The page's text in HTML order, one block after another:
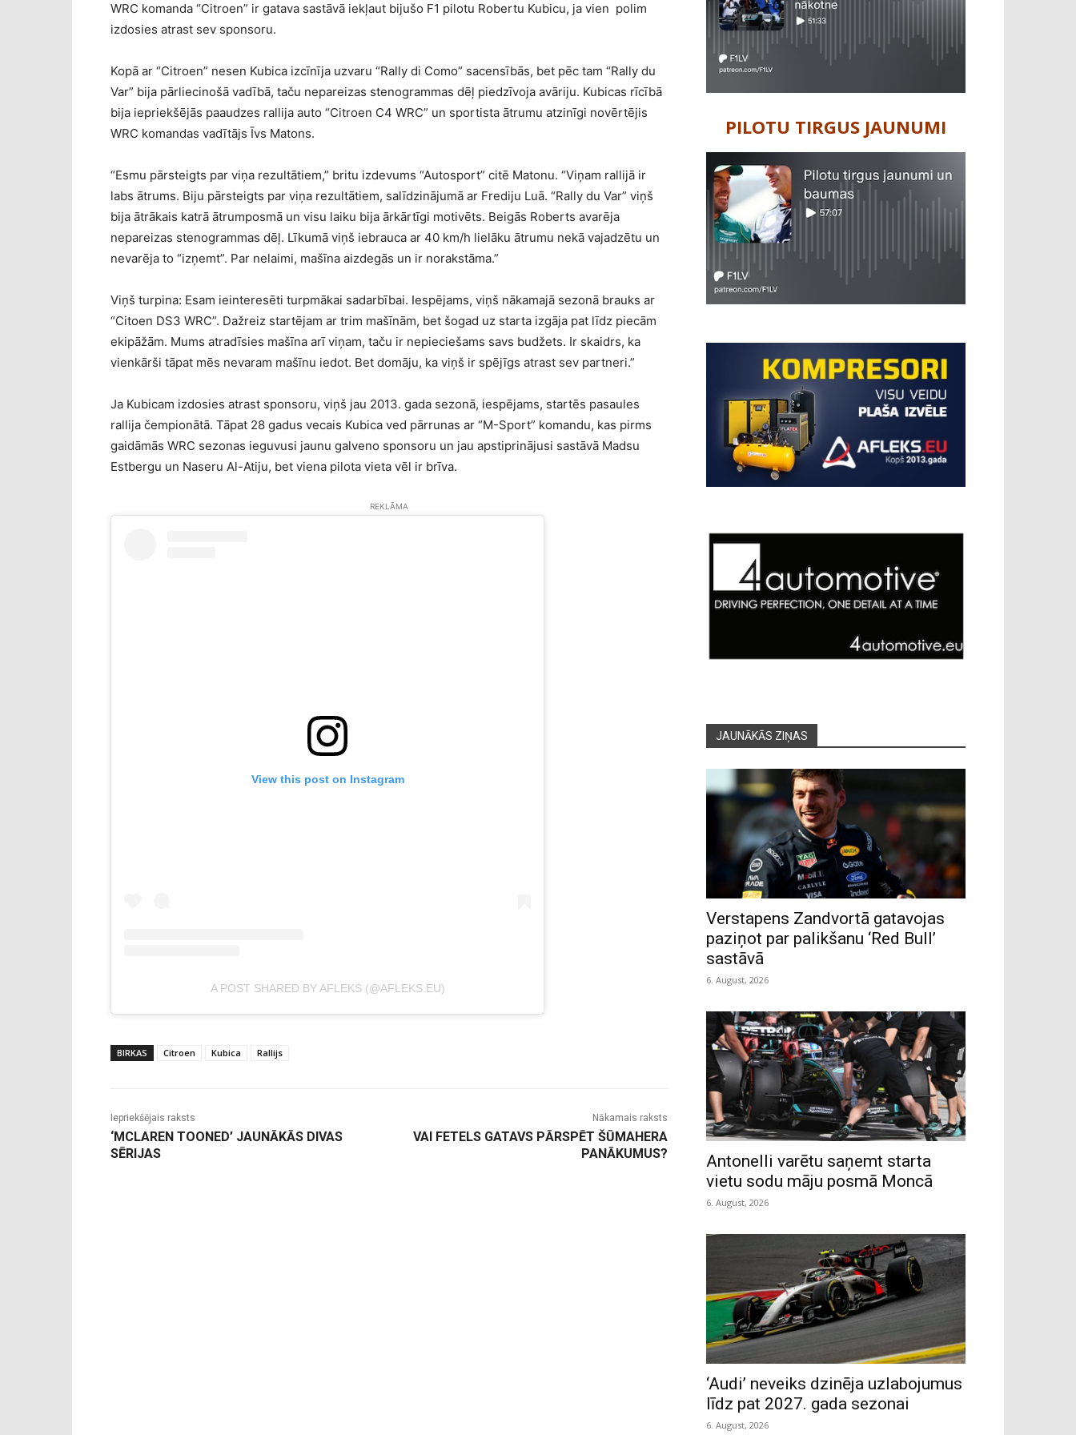
WRC komanda “Citroen” ir gatava sastāvā iekļaut bijušo F1 pilotu Robertu Kubicu, ja vien polim
izdosies atrast sev sponsoru.
Kopā ar “Citroen” nesen Kubica izcīnīja uzvaru “Rally di Como” sacensībās, bet pēc tam “Rally du
Var” bija pārliecinošā vadībā, taču nepareizas stenogrammas dēļ piedzīvoja avāriju. Kubicas rīcībā
bija iepriekšējās paaudzes rallija auto “Citroen C4 WRC” un sportista ātrumu atzinīgi novērtējis
WRC komandas vadītājs Īvs Matons.
“Esmu pārsteigts par viņa rezultātiem,” britu izdevums “Autosport” citē Matonu. “Viņam rallijā ir
labs ātrums. Biju pārsteigts par viņa rezultātiem, salīdzinājumā ar Frediju Luā. “Rally du Var” viņš
bija ātrākais katrā ātrumposmā un visu laiku bija ārkārtīgi motivēts. Beigās Roberts avarēja
nepareizas stenogrammas dēļ. Līkumā viņš iebrauca ar 40 km/h lielāku ātrumu nekā vajadzētu un
nevarēja to “izņemt”. Par nelaimi, mašīna aizdegās un ir norakstāma.”
Viņš turpina: Esam ieinteresēti turpmākai sadarbībai. Iespējams, viņš nākamajā sezonā brauks ar
“Citoen DS3 WRC”. Dažreiz startējam ar trim mašīnām, bet šogad uz starta izgāja pat līdz piecām
ekipāžām. Mums atradīsies mašīna arī viņam, taču ir nepieciešams savs budžets. Ir skaidrs, ka
vienkārši tāpat mēs nevaram mašīnu iedot. Bet domāju, ka viņš ir spējīgs atrast sev partneri.”
Ja Kubicam izdosies atrast sponsoru, viņš jau 2013. gada sezonā, iespējams, startēs pasaules
rallija čempionātā. Tāpat 28 gadus vecais Kubica ved pārrunas ar “M-Sport” komandu, kas pirms
gaidāmās WRC sezonas ieguvusi jaunu galveno sponsoru un jau apstiprinājusi sastāvā Madsu
Estbergu un Naseru Al-Atiju, bet viena pilota vieta vēl ir brīva.
REKLĀMA
View this post on Instagram
A POST SHARED BY AFLEKS (@AFLEKS.EU)
BIRKAS Citroen Kubica Rallijs
Iepriekšējais raksts
‘MCLAREN TOONED’ JAUNĀKĀS DIVAS
SĒRIJAS
Nākamais raksts
VAI FETELS GATAVS PĀRSPĒT ŠŪMAHERA
PANĀKUMUS?
PILOTU TIRGUS JAUNUMI
JAUNĀKĀS ZIŅAS
Verstapens Zandvortā gatavojas
paziņot par palikšanu ‘Red Bull’
sastāvā
6. August, 2026
Antonelli varētu saņemt starta
vietu sodu māju posmā Moncā
6. August, 2026
‘Audi’ neveiks dzinēja uzlabojumus
līdz pat 2027. gada sezonai
6. August, 2026